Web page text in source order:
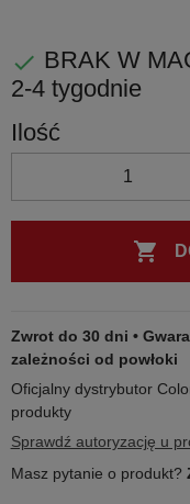
PVD
 BRAK W
2-4 tygodnie
Ilość

Zwrot do 30 dni •
zależności od powłoki
Oficjalny dystrybutor
produkty
Sprawdź autoryzację u
Masz pytanie o produkt?